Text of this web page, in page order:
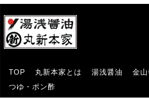
TOP 丸新本家とは 湯浅醤油
金
つゆ・ポン酢